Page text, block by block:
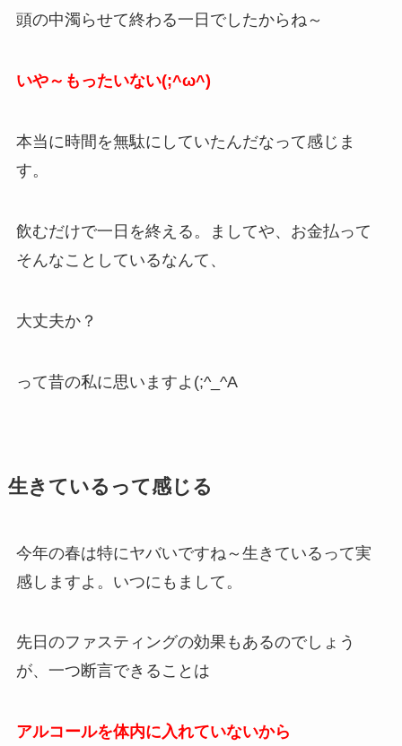
頭の中濁らせて終わる一日でしたからね～
いや～もったいない(;^ω^)
本当に時間を無駄にしていたんだなって感じま
す。
飲むだけで一日を終える。ましてや、お金払って
そんなことしているなんて、
大丈夫か？
って昔の私に思いますよ(;^_^A
生きているって感じる
今年の春は特にヤバいですね～生きているって実
感しますよ。いつにもまして。
先日のファスティングの効果もあるのでしょう
が、一つ断言できることは
アルコールを体内に入れていないから